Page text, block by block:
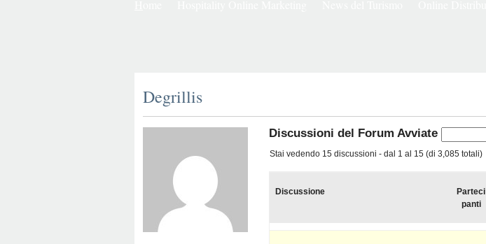
Degrillis
Discussioni del Forum Avviate
Stai vedendo 15 discussioni - dal 1 al 15 (di 3,085 totali)
Discussione
Parteci
panti